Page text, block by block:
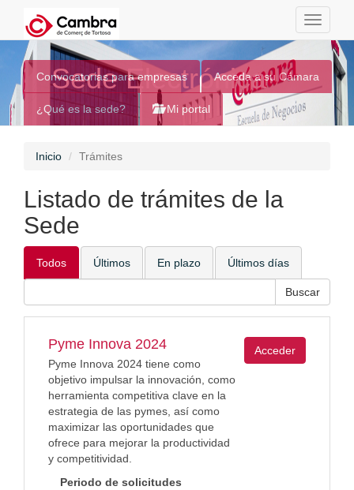
Toggle
Sede Electrónica
Convocatorias para empresas Acceda a su Cámara
¿Qué es la sede? Mi portal
Inicio Trámites
Listado de trámites de la
Sede
Todos Últimos En plazo Últimos días
Pyme Innova 2024
Pyme Innova 2024 tiene como
objetivo impulsar la innovación, como
herramienta competitiva clave en la
estrategia de las pymes, así como
maximizar las oportunidades que
ofrece para mejorar la productividad
y competitividad.
Periodo de solicitudes
Acceder